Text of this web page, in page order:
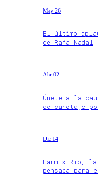
May 26
El último
de Rafa Nadal
Abr 02
Únete a la
de canotaje
Dic 14
Farm x Rio,
pensada para